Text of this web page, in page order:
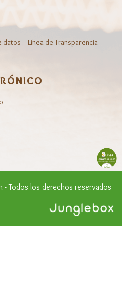
datos
Línea de Transparencia
Todos los derechos reservados